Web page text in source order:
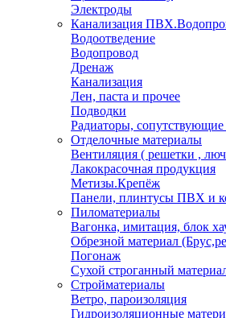
Электроды
Канализация
Водоотведение
Водопровод
Дренаж
Канализация
Лен, паста и прочее
Подводки
Радиаторы,
Отделочные материалы
Вентиляция ( решетки ,
Лакокрасочная продукция
Метизы.Крепёж
Панели, плинтусы ПВХ и
Пиломатериалы
Вагонка, имитация, блок
Обрезной материал
Погонаж
Сухой строганный
Стройматериалы
Ветро, пароизоляция
Гидроизоляционные